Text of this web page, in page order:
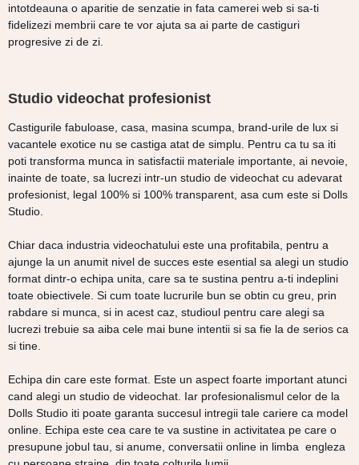
intotdeauna o aparitie de senzatie in fata camerei web si sa-ti
fidelizezi membrii care te vor ajuta sa ai parte de castiguri
progresive zi de zi.
Studio videochat profesionist
Castigurile fabuloase, casa, masina scumpa, brand-urile de lux si
vacantele exotice nu se castiga atat de simplu. Pentru ca tu sa iti
poti transforma munca in satisfactii materiale importante, ai nevoie,
inainte de toate, sa lucrezi intr-un studio de videochat cu adevarat
profesionist, legal 100% si 100% transparent, asa cum este si Dolls
Studio.
Chiar daca industria videochatului este una profitabila, pentru a
ajunge la un anumit nivel de succes este esential sa alegi un studio
format dintr-o echipa unita, care sa te sustina pentru a-ti indeplini
toate obiectivele. Si cum toate lucrurile bun se obtin cu greu, prin
rabdare si munca, si in acest caz, studioul pentru care alegi sa
lucrezi trebuie sa aiba cele mai bune intentii si sa fie la de serios ca
si tine.
Echipa din care este format. Este un aspect foarte important atunci
cand alegi un studio de videochat. Iar profesionalismul celor de la
Dolls Studio iti poate garanta succesul intregii tale cariere ca model
online. Echipa este cea care te va sustine in activitatea pe care o
presupune jobul tau, si anume, conversatii online in limba engleza